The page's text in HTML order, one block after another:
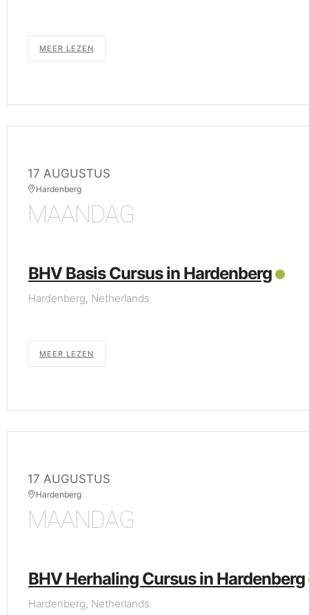
MEER LEZEN
17 AUGUSTUS
Hardenberg
MAANDAG
BHV Basis Cursus in Hardenberg
Hardenberg, Netherlands
MEER LEZEN
17 AUGUSTUS
Hardenberg
MAANDAG
BHV Herhaling Cursus in Hardenberg
Hardenberg, Netherlands